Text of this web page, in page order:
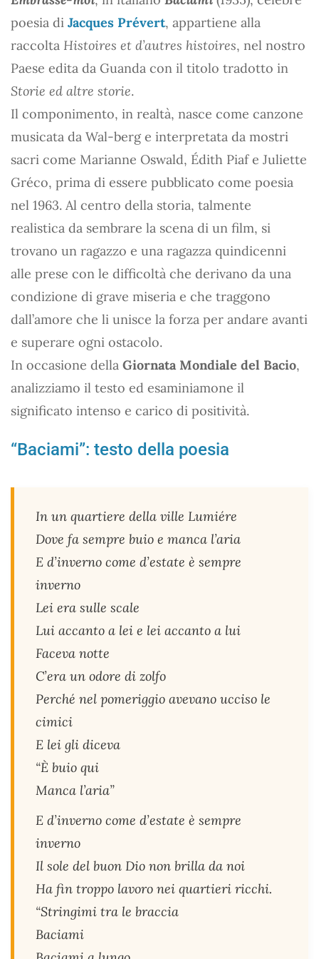
poesia di Jacques Prévert, appartiene alla
raccolta Histoires et d’autres histoires, nel nostro
Paese edita da Guanda con il titolo tradotto in
Storie ed altre storie.
Il componimento, in realtà, nasce come canzone
musicata da Wal-berg e interpretata da mostri
sacri come Marianne Oswald, Édith Piaf e Juliette
Gréco, prima di essere pubblicato come poesia
nel 1963. Al centro della storia, talmente
realistica da sembrare la scena di un film, si
trovano un ragazzo e una ragazza quindicenni
alle prese con le difficoltà che derivano da una
condizione di grave miseria e che traggono
dall’amore che li unisce la forza per andare avanti
e superare ogni ostacolo.
In occasione della Giornata Mondiale del Bacio,
analizziamo il testo ed esaminiamone il
significato intenso e carico di positività.
“Baciami”: testo della poesia
In un quartiere della ville Lumiére
Dove fa sempre buio e manca l’aria
E d’inverno come d’estate è sempre
inverno
Lei era sulle scale
Lui accanto a lei e lei accanto a lui
Faceva notte
C’era un odore di zolfo
Perché nel pomeriggio avevano ucciso le
cimici
E lei gli diceva
“È buio qui
Manca l’aria”
E d’inverno come d’estate è sempre
inverno
Il sole del buon Dio non brilla da noi
Ha fin troppo lavoro nei quartieri ricchi.
“Stringimi tra le braccia
Baciami